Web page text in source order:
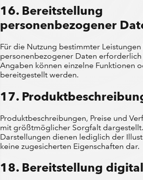
16. Bereitstellung
personenbezogener
Für die Nutzung bestimmter
personenbezogener Daten erforderlich
Angaben können einzelne Funktionen
bereitgestellt werden.
17.
Produktbeschreibungen, Preise und
mit größtmöglicher Sorgfalt
Darstellungen dienen lediglich der
keine zugesicherten Eigenschaften dar.
18. Bereitstellung